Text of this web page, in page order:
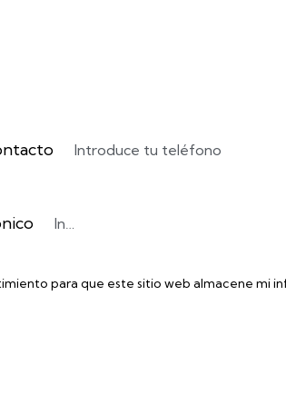
para que este sitio web almacene mi